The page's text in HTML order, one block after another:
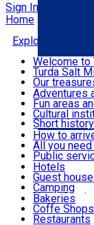
Română
Sign In
Home
Explore Turda
Activities and
Events
Useful
Cazare
Restaurants and
Transport și
Welcome to
Turda Salt
Our
Turda
Ecumenical
Short
Adventures
Fun areas
Cultural
How to
All you
Public
Shops and
Local
Pharmacies
News feed
Hotels
Guest
Camping
Bakeries
Coffe Shops
Restaurants